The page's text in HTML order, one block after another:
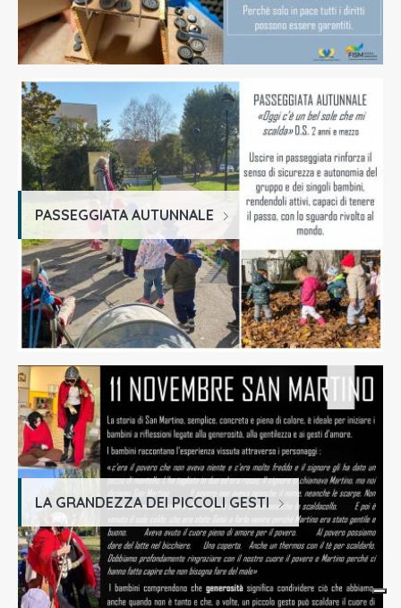
PASSEGGIATA AUTUNNALE
LA GRANDEZZA DEI PICCOLI GESTI